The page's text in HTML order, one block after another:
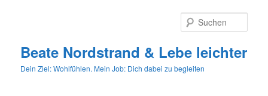
Beate Nordstrand & Lebe leichter
Dein Ziel: Wohlfühlen. Mein Job: Dich dabei zu begleiten